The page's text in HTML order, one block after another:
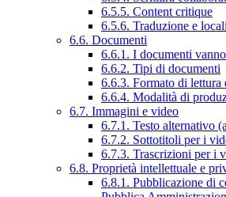
6.5.5. Content critique
6.5.6. Traduzione e
6.6. Documenti
6.6.1. I documenti
6.6.2. Tipi di documenti
6.6.3. Formato di
6.6.4. Modalità di
6.7. Immagini e video
6.7.1. Testo alternativo
6.7.2. Sottotitoli per i
6.7.3. Trascrizioni per i
6.8. Proprietà intellettuale e
6.8.1. Pubblicazione di